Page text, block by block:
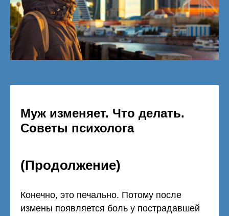
Муж изменяет. Что делать.
Советы психолога
(Продолжение)
Конечно, это печально. Потому после
измены появляется боль у пострадавшей